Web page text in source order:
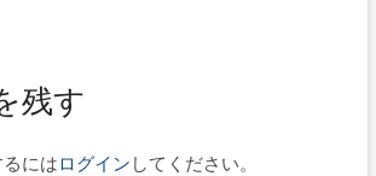
残す
にはログイン してください。